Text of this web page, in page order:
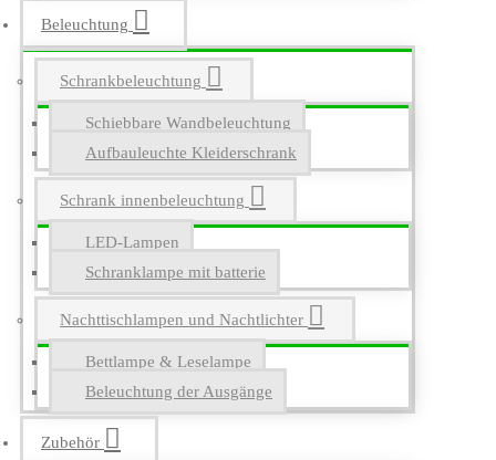
Beleuchtung
Schrankbeleuchtung
Schiebbare Wandbeleuchtung
Aufbauleuchte Kleiderschrank
Schrank innenbeleuchtung
LED-Lampen
Schranklampe mit batterie
Nachttischlampen und Nachtlichter
Bettlampe & Leselampe
Beleuchtung der Ausgänge
Zubehör